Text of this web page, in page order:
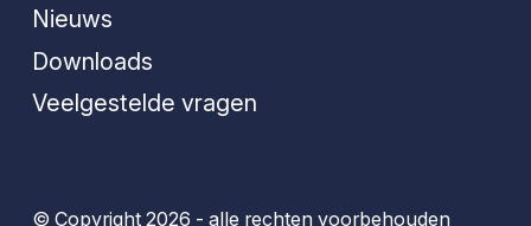
Nieuws
Downloads
Veelgestelde vragen
© Copyright 2026 - alle rechten voorbehouden